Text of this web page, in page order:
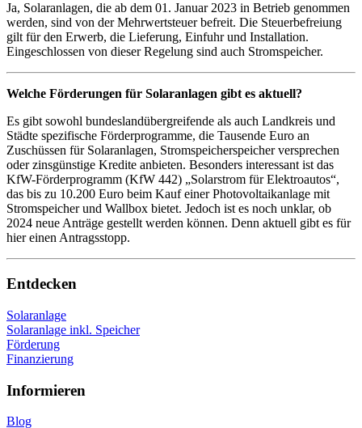
Ja, Solaranlagen, die ab dem 01. Januar 2023 in Betrieb genommen
werden, sind von der Mehrwertsteuer befreit. Die Steuerbefreiung
gilt für den Erwerb, die Lieferung, Einfuhr und Installation.
Eingeschlossen von dieser Regelung sind auch Stromspeicher.
Welche Förderungen für Solaranlagen gibt es aktuell?
Es gibt sowohl bundeslandübergreifende als auch Landkreis und
Städte spezifische Förderprogramme, die Tausende Euro an
Zuschüssen für Solaranlagen, Stromspeicherspeicher versprechen
oder zinsgünstige Kredite anbieten. Besonders interessant ist das
KfW-Förderprogramm (KfW 442) „Solarstrom für Elektroautos“,
das bis zu 10.200 Euro beim Kauf einer Photovoltaikanlage mit
Stromspeicher und Wallbox bietet. Jedoch ist es noch unklar, ob
2024 neue Anträge gestellt werden können. Denn aktuell gibt es für
hier einen Antragsstopp.
Entdecken
Solaranlage
Solaranlage inkl. Speicher
Förderung
Finanzierung
Informieren
Blog